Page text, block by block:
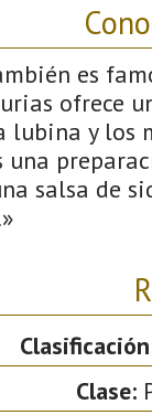
es
ofrece
y los
una
salsa de
Clase: